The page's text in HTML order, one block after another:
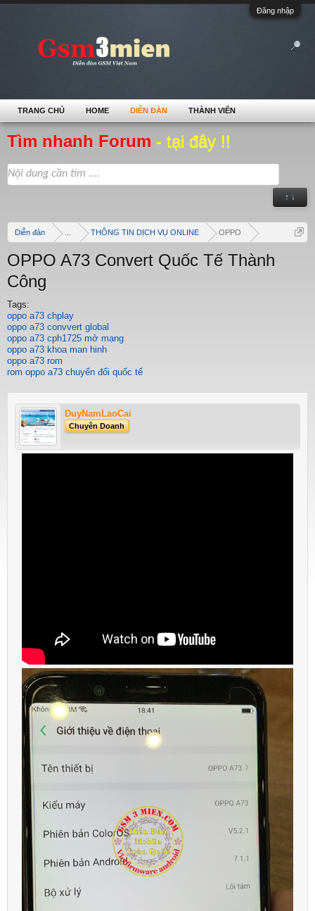
Đăng nhập
Tìm nhanh Forum - tại đây !!
↑ ↓
Diễn đàn THÔNG TIN DỊCH VỤ ONLINE OPPO
OPPO A73 Convert Quốc Tế Thành
Công
Tags:
oppo a73 chplay
oppo a73 convvert global
oppo a73 cph1725 mở mạng
oppo a73 khoa man hinh
oppo a73 rom
rom oppo a73 chuyển đổi quốc tế
DuyNamLaoCai
Chuyên Doanh
TRANG CHỦ HOME DIỄN ĐÀN THÀNH VIÊN